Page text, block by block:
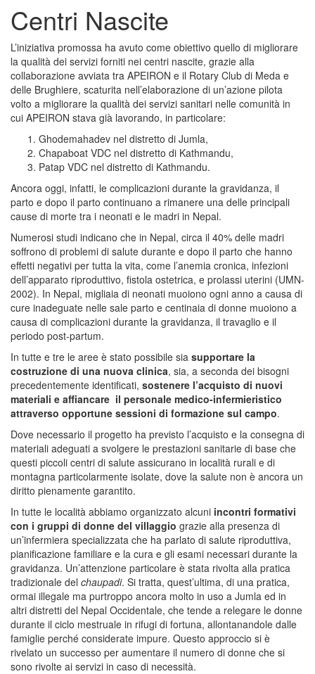
Centri Nascite
L’iniziativa promossa ha avuto come obiettivo quello di migliorare
la qualità dei servizi forniti nei centri nascite, grazie alla
collaborazione avviata tra APEIRON e il Rotary Club di Meda e
delle Brughiere, scaturita nell’elaborazione di un’azione pilota
volto a migliorare la qualità dei servizi sanitari nelle comunità in
cui APEIRON stava già lavorando, in particolare:
Ghodemahadev nel distretto di Jumla,
Chapaboat VDC nel distretto di Kathmandu,
Patap VDC nel distretto di Kathmandu.
Ancora oggi, infatti, le complicazioni durante la gravidanza, il
parto e dopo il parto continuano a rimanere una delle principali
cause di morte tra i neonati e le madri in Nepal.
Numerosi studi indicano che in Nepal, circa il 40% delle madri
soffrono di problemi di salute durante e dopo il parto che hanno
effetti negativi per tutta la vita, come l’anemia cronica, infezioni
dell’apparato riproduttivo, fistola ostetrica, e prolassi uterini (UMN-
2002). In Nepal, migliaia di neonati muoiono ogni anno a causa di
cure inadeguate nelle sale parto e centinaia di donne muoiono a
causa di complicazioni durante la gravidanza, il travaglio e il
periodo post-partum.
In tutte e tre le aree è stato possibile sia supportare la
costruzione di una nuova clinica, sia, a seconda dei bisogni
precedentemente identificati, sostenere l’acquisto di nuovi
materiali e affiancare il personale medico-infermieristico
attraverso opportune sessioni di formazione sul campo.
Dove necessario il progetto ha previsto l’acquisto e la consegna di
materiali adeguati a svolgere le prestazioni sanitarie di base che
questi piccoli centri di salute assicurano in località rurali e di
montagna particolarmente isolate, dove la salute non è ancora un
diritto pienamente garantito.
In tutte le località abbiamo organizzato alcuni incontri formativi
con i gruppi di donne del villaggio grazie alla presenza di
un’infermiera specializzata che ha parlato di salute riproduttiva,
pianificazione familiare e la cura e gli esami necessari durante la
gravidanza. Un’attenzione particolare è stata rivolta alla pratica
tradizionale del chaupadi. Si tratta, quest’ultima, di una pratica,
ormai illegale ma purtroppo ancora molto in uso a Jumla ed in
altri distretti del Nepal Occidentale, che tende a relegare le donne
durante il ciclo mestruale in rifugi di fortuna, allontanandole dalle
famiglie perché considerate impure. Questo approccio si è
rivelato un successo per aumentare il numero di donne che si
sono rivolte ai servizi in caso di necessità.